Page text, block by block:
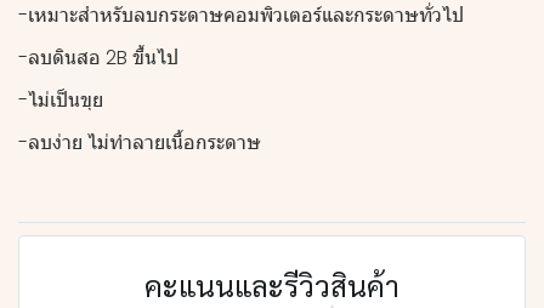
-เหมาะสำหรับลบกระดาษคอมพิวเตอร์และกระดาษทั่วไป
-ลบดินสอ 2B ขึ้นไป
-ไม่เป็นขุย
-ลบง่าย ไม่ทำลายเนื้อกระดาษ
คะแนนและรีวิวสินค้า